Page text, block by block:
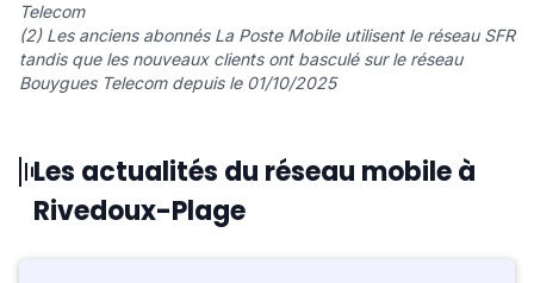
Telecom
(2) Les anciens abonnés La Poste Mobile utilisent le réseau SFR
tandis que les nouveaux clients ont basculé sur le réseau
Bouygues Telecom depuis le 01/10/2025
Les actualités du réseau mobile à
Rivedoux-Plage